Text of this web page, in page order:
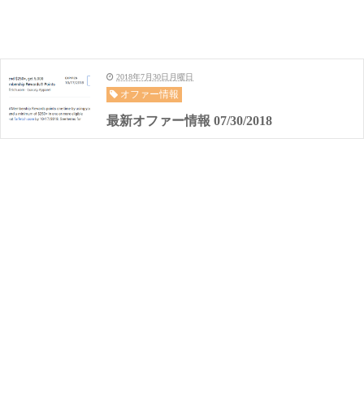
2018年7月30日月曜日
オファー情報
最新オファー情報 07/30/2018